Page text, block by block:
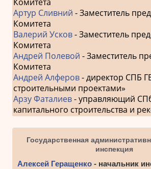
Артур Сливний - Заместитель
Комитета
Валерий Усков- Заместитель
Комитета
Андрей Полевой - Заместитель
Комитета
Андрей Алферов- директор СПБ
строительными проектами»
Арзу Фаталиев- управляющий
капитального строительства и
Государственная
инспекция
Алексей Геращенко- начальник